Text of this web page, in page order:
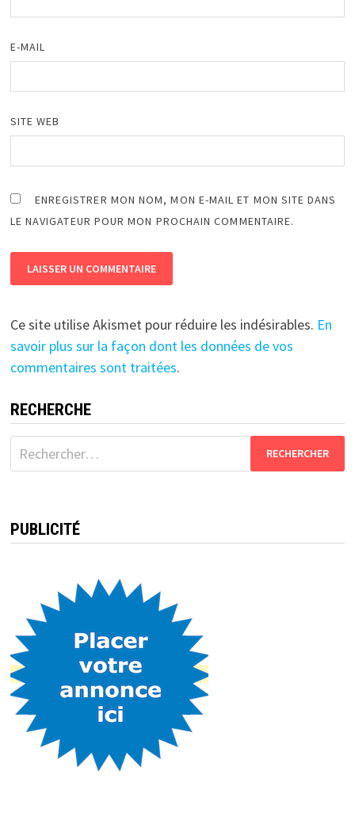
E-MAIL
SITE WEB
ENREGISTRER MON NOM, MON E-MAIL ET MON SITE DANS
LE NAVIGATEUR POUR MON PROCHAIN COMMENTAIRE.
Ce site utilise Akismet pour réduire les indésirables. En
savoir plus sur la façon dont les données de vos
commentaires sont traitées.
RECHERCHE
Rechercher :
PUBLICITÉ